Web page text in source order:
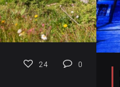
24 0